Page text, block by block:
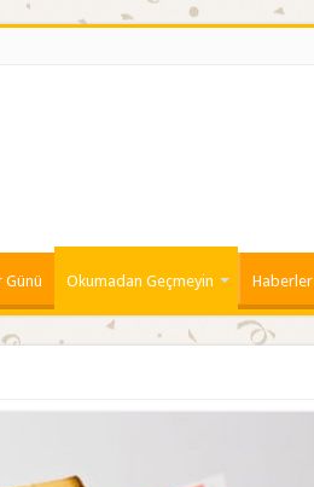
Günü Okumadan Geçmeyin Haberler